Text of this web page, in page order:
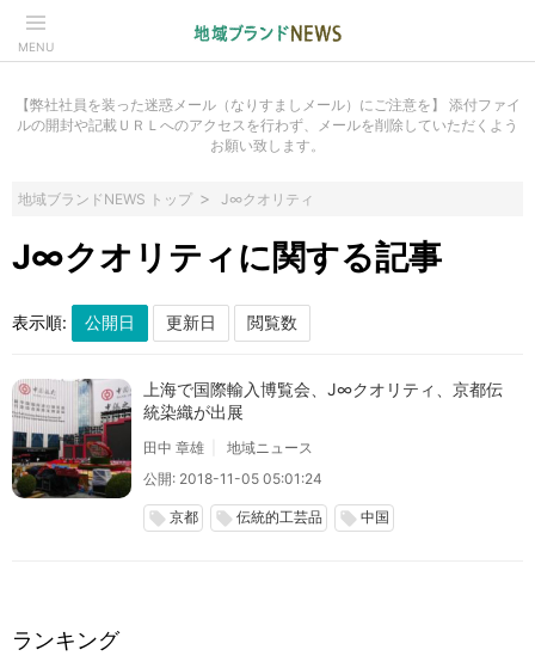
MENU
【弊社社員を装った迷惑メール（なりすましメール）にご注意を】 添付ファイ
ルの開封や記載ＵＲＬへのアクセスを行わず、メールを削除していただくよう
お願い致します。
地域ブランドNEWS トップ J∞クオリティ
J∞クオリティに関する記事
表示順:
上海で国際輸入博覧会、J∞クオリティ、京都伝
統染織が出展
田中 章雄
地域ニュース
公開: 2018-11-05 05:01:24
local_offer 京都 local_offer 伝統的工芸品 local_offer 中国
ランキング